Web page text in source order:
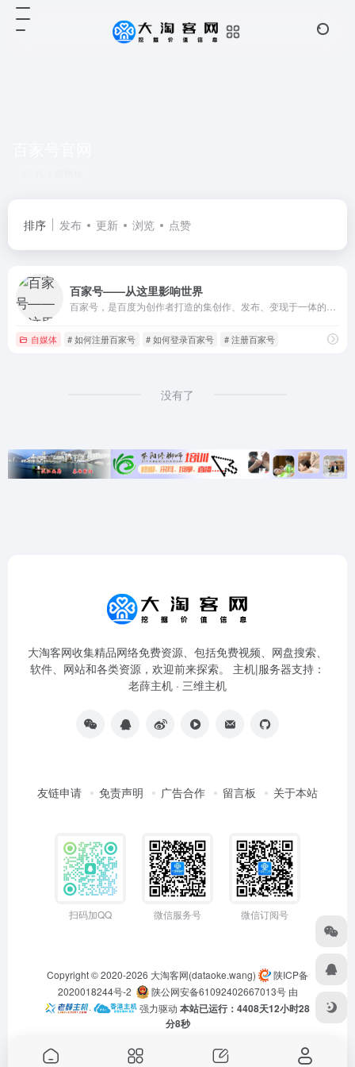
排序 发布 更新 浏览 点赞
百家号——从这里影响世界
自媒体 # 如何注册百家号 # 如何登录百家号 # 注册百家号
没有了
大淘客网收集精品网络免费资源、包括免费视频、网盘搜索、
软件、网站和各类资源，欢迎前来探索。 主机|服务器支持：
老薛主机 · 三维主机
友链申请 免责声明 广告合作 留言板 关于本站
扫码加QQ 微信服务号 微信订阅号
Copyright © 2020-2026 大淘客网(dataoke.wang)
陕ICP备
2020018244号-2
陕公网安备61092402667013号由
·
强力驱动 本站已运行：4408天12小时28
分9秒